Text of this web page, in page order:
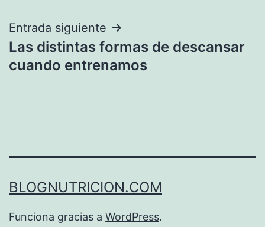
Entrada siguiente
Las distintas formas de descansar
cuando entrenamos
BLOGNUTRICION.COM
Funciona gracias a WordPress.